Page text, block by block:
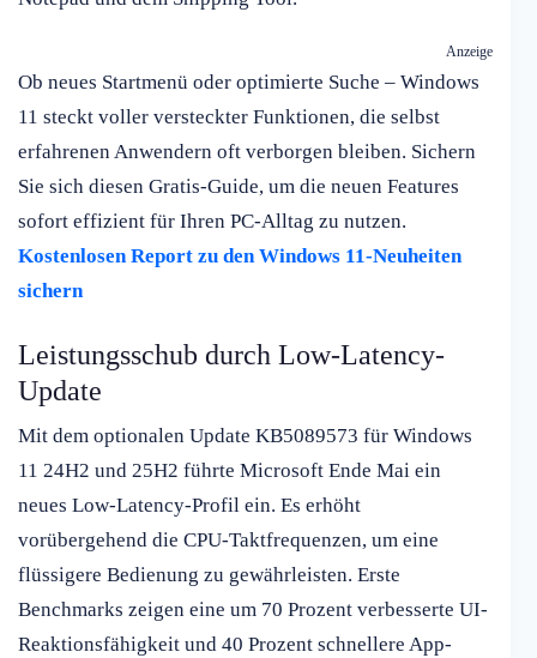
Anzeige
Ob neues Startmenü oder optimierte Suche – Windows
11 steckt voller versteckter Funktionen, die selbst
erfahrenen Anwendern oft verborgen bleiben. Sichern
Sie sich diesen Gratis-Guide, um die neuen Features
sofort effizient für Ihren PC-Alltag zu nutzen.
Kostenlosen Report zu den Windows 11-Neuheiten
sichern
Leistungsschub durch Low-Latency-
Update
Mit dem optionalen Update KB5089573 für Windows
11 24H2 und 25H2 führte Microsoft Ende Mai ein
neues Low-Latency-Profil ein. Es erhöht
vorübergehend die CPU-Taktfrequenzen, um eine
flüssigere Bedienung zu gewährleisten. Erste
Benchmarks zeigen eine um 70 Prozent verbesserte UI-
Reaktionsfähigkeit und 40 Prozent schnellere App-